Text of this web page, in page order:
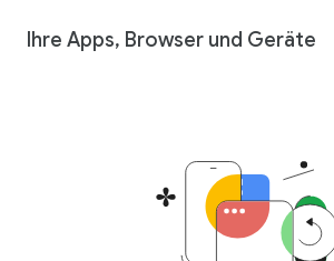
Ihre Apps, Browser und Geräte